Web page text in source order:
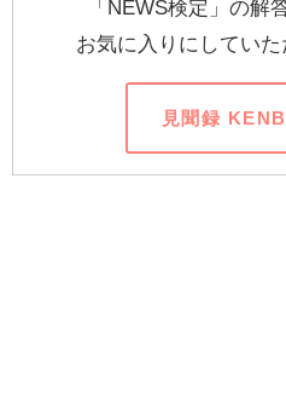
「NEWS検定」の解
お気に入りにしてい
見聞録